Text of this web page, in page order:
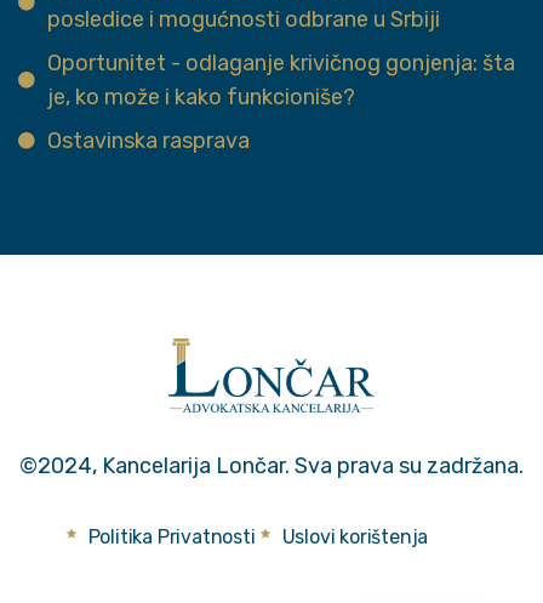
posledice i mogućnosti odbrane u Srbiji
Oportunitet - odlaganje krivičnog gonjenja: šta
je, ko može i kako funkcioniše?
Ostavinska rasprava
©2024, Kancelarija Lončar. Sva prava su zadržana.
Politika Privatnosti Uslovi korištenja